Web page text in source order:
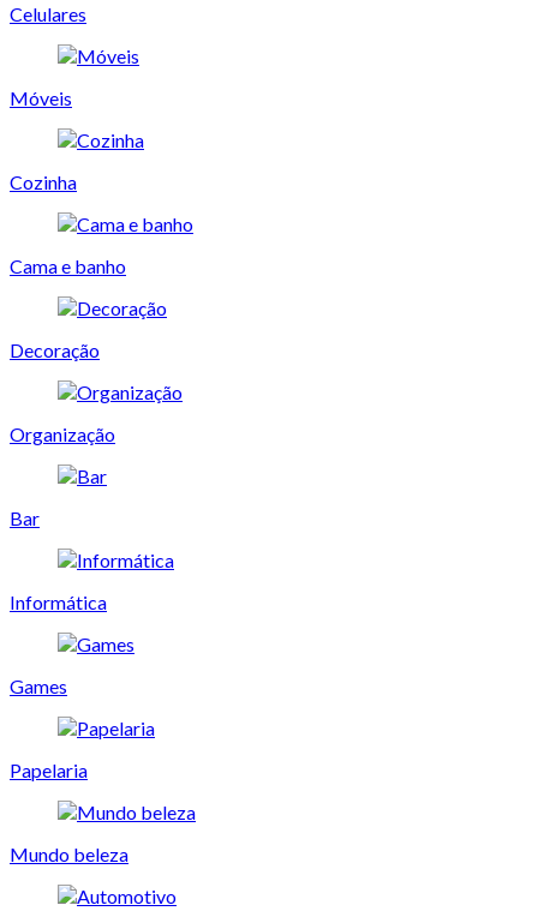
Celulares
Móveis
Cozinha
Cama e banho
Decoração
Organização
Bar
Informática
Games
Papelaria
Mundo beleza